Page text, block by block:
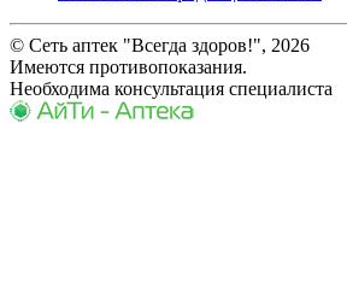
© Сеть аптек "Всегда здоров!", 2026
Имеются противопоказания.
Необходима консультация специалиста